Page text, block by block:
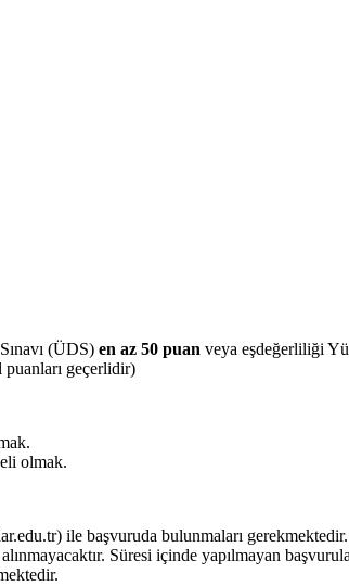
(ÜDS) en az 50 puan veya eşdeğerliliği
puanları geçerlidir)
olmak.
ile başvuruda bulunmaları
Süresi içinde yapılmayan